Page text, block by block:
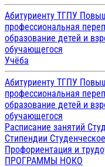
Абитуриенту ТГПУ
профессиональная
образование детей и
обучающегося
Учёба
Абитуриенту ТГПУ
профессиональная
образование детей и
обучающегося
Расписание занятий
Стипендии
Профориентация и
ПРОГРАММЫ НОКО